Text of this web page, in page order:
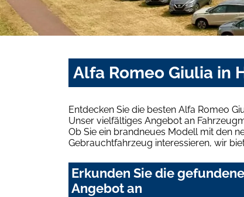
Alfa Romeo Giulia in
Entdecken Sie die besten Alfa Romeo
Unser vielfältiges Angebot an
Ob Sie ein brandneues Modell mit den
Gebrauchtfahrzeug interessieren, wir
Erkunden Sie die
Angebot an